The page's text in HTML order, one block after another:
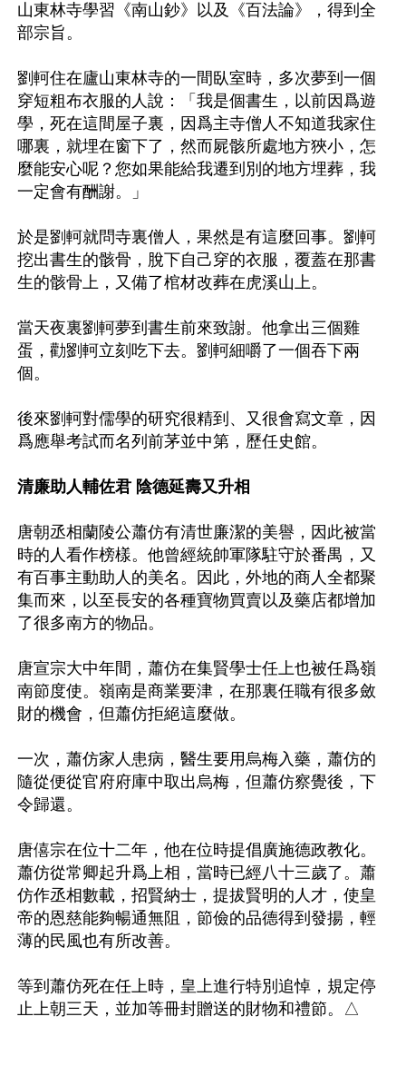
山東林寺學習《南山鈔》以及《百法論》，得到全
部宗旨。
劉軻住在廬山東林寺的一間臥室時，多次夢到一個
穿短粗布衣服的人說：「我是個書生，以前因爲遊
學，死在這間屋子裏，因爲主寺僧人不知道我家住
哪裏，就埋在窗下了，然而屍骸所處地方狹小，怎
麼能安心呢？您如果能給我遷到別的地方埋葬，我
一定會有酬謝。」
於是劉軻就問寺裏僧人，果然是有這麼回事。劉軻
挖出書生的骸骨，脫下自己穿的衣服，覆蓋在那書
生的骸骨上，又備了棺材改葬在虎溪山上。
當天夜裏劉軻夢到書生前來致謝。他拿出三個雞
蛋，勸劉軻立刻吃下去。劉軻細嚼了一個吞下兩
個。
後來劉軻對儒學的研究很精到、又很會寫文章，因
爲應舉考試而名列前茅並中第，歷任史館。
清廉助人輔佐君 陰德延壽又升相
唐朝丞相蘭陵公蕭仿有清世廉潔的美譽，因此被當
時的人看作榜樣。他曾經統帥軍隊駐守於番禺，又
有百事主動助人的美名。因此，外地的商人全都聚
集而來，以至長安的各種寶物買賣以及藥店都增加
了很多南方的物品。
唐宣宗大中年間，蕭仿在集賢學士任上也被任爲嶺
南節度使。嶺南是商業要津，在那裏任職有很多斂
財的機會，但蕭仿拒絕這麼做。
一次，蕭仿家人患病，醫生要用烏梅入藥，蕭仿的
隨從便從官府府庫中取出烏梅，但蕭仿察覺後，下
令歸還。
唐僖宗在位十二年，他在位時提倡廣施德政教化。
蕭仿從常卿起升爲上相，當時已經八十三歲了。蕭
仿作丞相數載，招賢納士，提拔賢明的人才，使皇
帝的恩慈能夠暢通無阻，節儉的品德得到發揚，輕
薄的民風也有所改善。
等到蕭仿死在任上時，皇上進行特別追悼，規定停